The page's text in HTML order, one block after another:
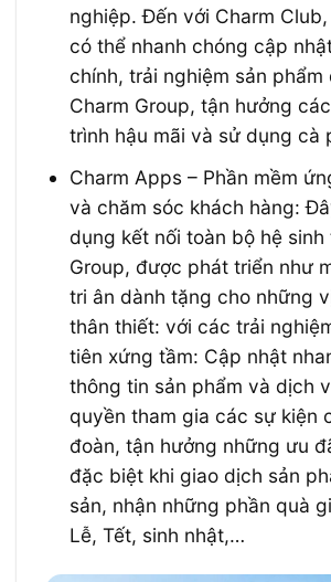
nghiệp. Đến với Charm
có thể nhanh chóng cập
chính, trải nghiệm sản phẩm
Charm Group, tận hưởng
trình hậu mãi và sử dụng cà
Charm Apps – Phần mềm
và chăm sóc khách hàng:
dụng kết nối toàn bộ hệ sinh
Group, được phát triển như
tri ân dành tặng cho những
thân thiết: với các trải
tiên xứng tầm: Cập nhật
thông tin sản phẩm và dịch
quyền tham gia các sự kiện
đoàn, tận hưởng những ưu
đặc biệt khi giao dịch sản
sản, nhận những phần quà
Lễ, Tết, sinh nhật,…